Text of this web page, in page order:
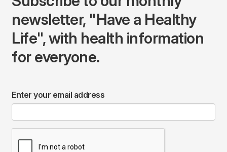
newsletter, "Have a Healthy
Life", with health information
for everyone.
Enter your email address